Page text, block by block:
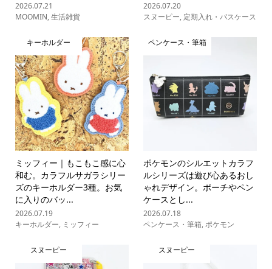
2026.07.21
MOOMIN,生活雑貨
2026.07.20
スヌーピー, 定期入れ・パスケース
キーホルダー
ミッフィー｜もこもこ感に心
和む。カラフルサガラシリー
ズのキーホルダー3種。お気
に入りのバッ...
2026.07.19
キーホルダー, ミッフィー
ペンケース・筆箱
ポケモンのシルエットカラフ
ルシリーズは遊び心あるおし
ゃれデザイン。ポーチやペン
ケースとし...
2026.07.18
ペンケース・筆箱,ポケモン
スヌーピー スヌーピー